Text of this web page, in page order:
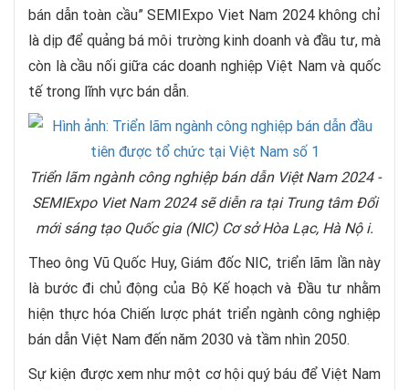
bán dẫn toàn cầu” SEMIExpo Viet Nam 2024 không chỉ
là dịp để quảng bá môi trường kinh doanh và đầu tư, mà
còn là cầu nối giữa các doanh nghiệp Việt Nam và quốc
tế trong lĩnh vực bán dẫn.
Triển lãm ngành công nghiệp bán dẫn Việt Nam 2024 -
SEMIExpo Viet Nam 2024 sẽ diễn ra tại Trung tâm Đổi
mới sáng tạo Quốc gia (NIC) Cơ sở Hòa Lạc, Hà Nội.
Theo ông Vũ Quốc Huy, Giám đốc NIC, triển lãm lần này
là bước đi chủ động của Bộ Kế hoạch và Đầu tư nhằm
hiện thực hóa Chiến lược phát triển ngành công nghiệp
bán dẫn Việt Nam đến năm 2030 và tầm nhìn 2050.
Sự kiện được xem như một cơ hội quý báu để Việt Nam